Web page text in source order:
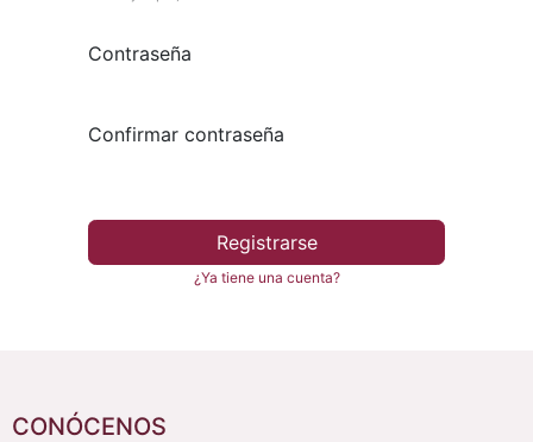
Contraseña
Confirmar contraseña
Registrarse
¿Ya tiene una cuenta?
CONÓCENOS